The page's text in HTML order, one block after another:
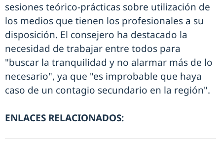
sesiones teórico-prácticas sobre utilización de
los medios que tienen los profesionales a su
disposición. El consejero ha destacado la
necesidad de trabajar entre todos para
"buscar la tranquilidad y no alarmar más de lo
necesario", ya que "es improbable que haya
caso de un contagio secundario en la región".
ENLACES RELACIONADOS: